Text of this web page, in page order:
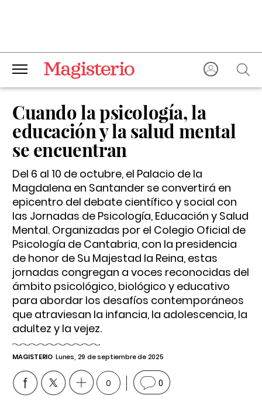
Cuando la psicología, la
educación y la salud mental
se encuentran
Del 6 al 10 de octubre, el Palacio de la
Magdalena en Santander se convertirá en
epicentro del debate científico y social con
las Jornadas de Psicología, Educación y Salud
Mental. Organizadas por el Colegio Oficial de
Psicología de Cantabria, con la presidencia
de honor de Su Majestad la Reina, estas
jornadas congregan a voces reconocidas del
ámbito psicológico, biológico y educativo
para abordar los desafíos contemporáneos
que atraviesan la infancia, la adolescencia, la
adultez y la vejez.
MAGISTERIO Lunes, 29 de septiembre de 2025
0 0